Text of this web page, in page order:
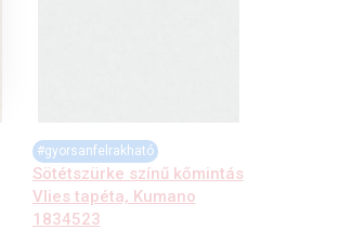
#gyorsanfelrakható
Sötétszürke színű kőmintás
Vlies tapéta, Kumano
1834523